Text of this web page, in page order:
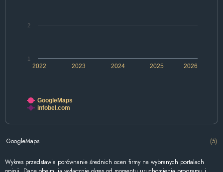
2022 2024 2026
2023 2025
1
2
GoogleMaps
infobel.com
GoogleMaps (5)
Wykres przedstawia porównanie średnich ocen firmy na wybranych portalach